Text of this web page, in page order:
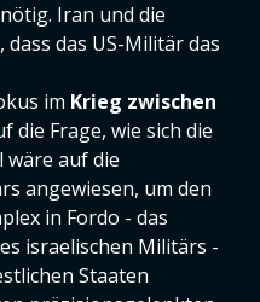
Iran und die
das US-Militär das
im Krieg zwischen
die Frage, wie sich die
wäre auf die
angewiesen, um den
in Fordo - das
israelischen Militärs -
Staaten